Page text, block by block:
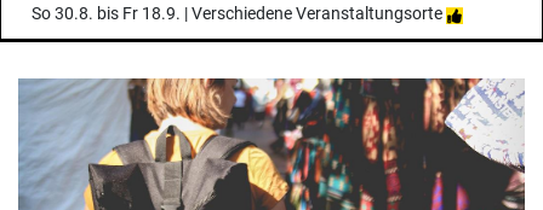
So 30.8. bis Fr 18.9. |Verschiedene Veranstaltungsorte